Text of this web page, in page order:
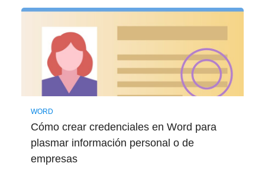
WORD
Cómo crear credenciales en Word para
plasmar información personal o de
empresas